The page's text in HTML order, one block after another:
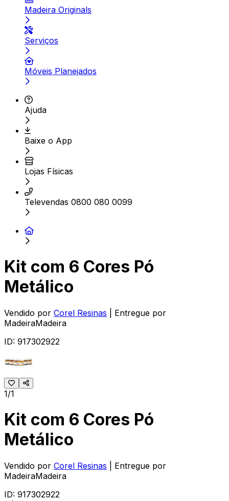
Madeira Originals
Serviços
Móveis Planejados
Ajuda
Baixe o App
Lojas Físicas
Televendas 0800 080 0099
Kit com 6 Cores Pó
Metálico
Vendido por Corel Resinas
| Entregue por
MadeiraMadeira
ID: 917302922
1/1
Kit com 6 Cores Pó
Metálico
Vendido por Corel Resinas
| Entregue por
MadeiraMadeira
ID: 917302922